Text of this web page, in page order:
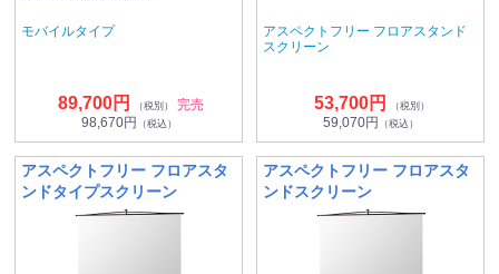
モバイルタイプ
89,700円 （税別）
完売
98,670円 （税込）
アスペクトフリー フロアスタンド
スクリーン
53,700円 （税別）
59,070円 （税込）
アスペクトフリー フロアスタ
ンドタイプスクリーン
アスペクトフリー フロアスタ
ンドスクリーン